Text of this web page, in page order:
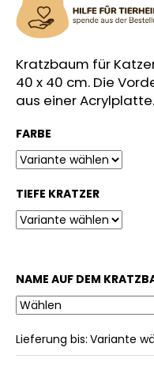
Kratzbaum für
40 x 40 cm. Die
aus einer Acrylplatte.
FARBE
TIEFE KRATZER
NAME AUF DEM
Lieferung bis: Variante